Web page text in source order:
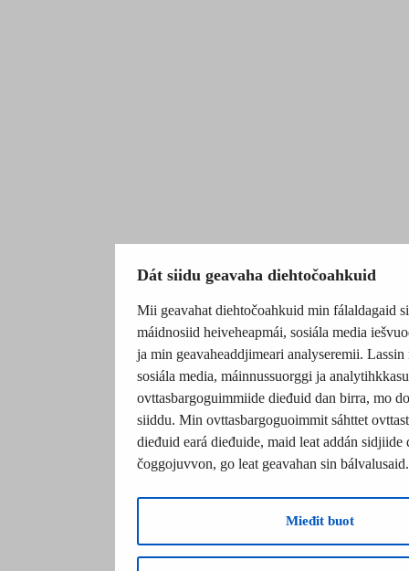
Dát siidu geavaha diehtočoahkuid
Mii geavahat diehtočoahkuid min fálaldagaid
máidnosiid heiveheapmái, sosiála media
ja min geavaheaddjimeari analyseremii.
sosiála media, máinnussuorggi ja
ovttasbargoguimmiide dieđuid dan birra, mo
siiddu. Min ovttasbargoguoimmit sáhttet
dieđuid eará dieđuide, maid leat addán sidjiide
čoggojuvvon, go leat geavahan sin bálvalusaid.
Mieđit buot